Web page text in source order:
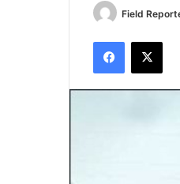
Field
Facebook
X